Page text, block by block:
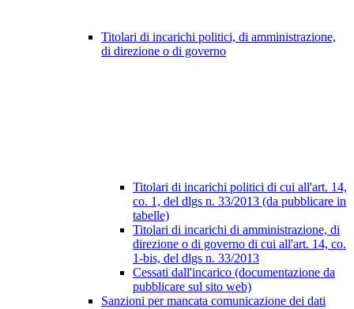
Titolari di incarichi politici, di amministrazione,
di direzione o di governo
Titolari di incarichi politici di cui all'art. 14,
co. 1, del dlgs n. 33/2013 (da pubblicare in
tabelle)
Titolari di incarichi di amministrazione, di
direzione o di governo di cui all'art. 14, co.
1-bis, del dlgs n. 33/2013
Cessati dall'incarico (documentazione da
pubblicare sul sito web)
Sanzioni per mancata comunicazione dei dati